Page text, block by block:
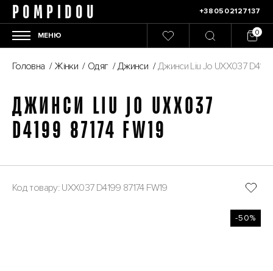
POMPIDOU +380502127137
МЕНЮ
Головна / Жінки / Одяг / Джинси / Джинси Liu Jo UXX037
ДЖИНСИ LIU JO UXX037
D4199 87174 FW19
Код товару: UXX037 D4199 87174 FW19
-50%